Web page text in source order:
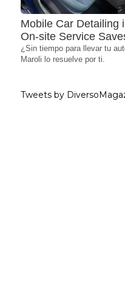
Mobile Car Detailing
On-site Service
¿Sin tiempo para llevar tu
Maroli lo resuelve por ti.
Tweets by